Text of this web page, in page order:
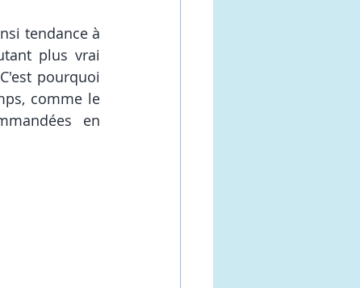
tendance à
plus vrai
pourquoi
comme le
en